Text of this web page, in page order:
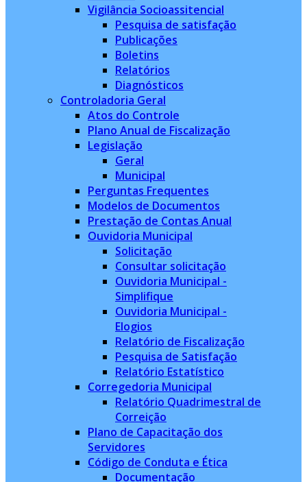
Vigilância Socioassitencial
Pesquisa de satisfação
Publicações
Boletins
Relatórios
Diagnósticos
Controladoria Geral
Atos do Controle
Plano Anual de Fiscalização
Legislação
Geral
Municipal
Perguntas Frequentes
Modelos de Documentos
Prestação de Contas Anual
Ouvidoria Municipal
Solicitação
Consultar solicitação
Ouvidoria Municipal -
Simplifique
Ouvidoria Municipal -
Elogios
Relatório de Fiscalização
Pesquisa de Satisfação
Relatório Estatístico
Corregedoria Municipal
Relatório Quadrimestral de
Correição
Plano de Capacitação dos
Servidores
Código de Conduta e Ética
Documentação